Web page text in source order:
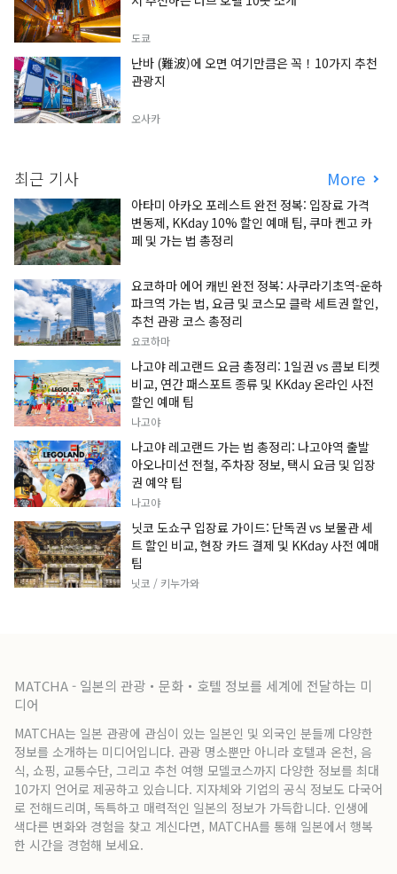
도쿄
난바 (難波)에 오면 여기만큼은 꼭！10가지 추천
관광지
오사카
최근 기사 More
아타미 아카오 포레스트 완전 정복: 입장료 가격
변동제, KKday 10% 할인 예매 팁, 쿠마 켄고 카
페 및 가는 법 총정리
요코하마 에어 캐빈 완전 정복: 사쿠라기초역-운하
파크역 가는 법, 요금 및 코스모 클락 세트권 할인,
추천 관광 코스 총정리
요코하마
나고야 레고랜드 요금 총정리: 1일권 vs 콤보 티켓
비교, 연간 패스포트 종류 및 KKday 온라인 사전
할인 예매 팁
나고야
나고야 레고랜드 가는 법 총정리: 나고야역 출발
아오나미선 전철, 주차장 정보, 택시 요금 및 입장
권 예약 팁
나고야
닛코 도쇼구 입장료 가이드: 단독권 vs 보물관 세
트 할인 비교, 현장 카드 결제 및 KKday 사전 예매
팁
닛코 / 키누가와
MATCHA - 일본의 관광・문화・호텔 정보를 세계에 전달하는 미
디어
MATCHA는 일본 관광에 관심이 있는 일본인 및 외국인 분들께 다양한
정보를 소개하는 미디어입니다. 관광 명소뿐만 아니라 호텔과 온천, 음
식, 쇼핑, 교통수단, 그리고 추천 여행 모델코스까지 다양한 정보를 최대
10가지 언어로 제공하고 있습니다. 지자체와 기업의 공식 정보도 다국어
로 전해드리며, 독특하고 매력적인 일본의 정보가 가득합니다. 인생에
색다른 변화와 경험을 찾고 계신다면, MATCHA를 통해 일본에서 행복
한 시간을 경험해 보세요.